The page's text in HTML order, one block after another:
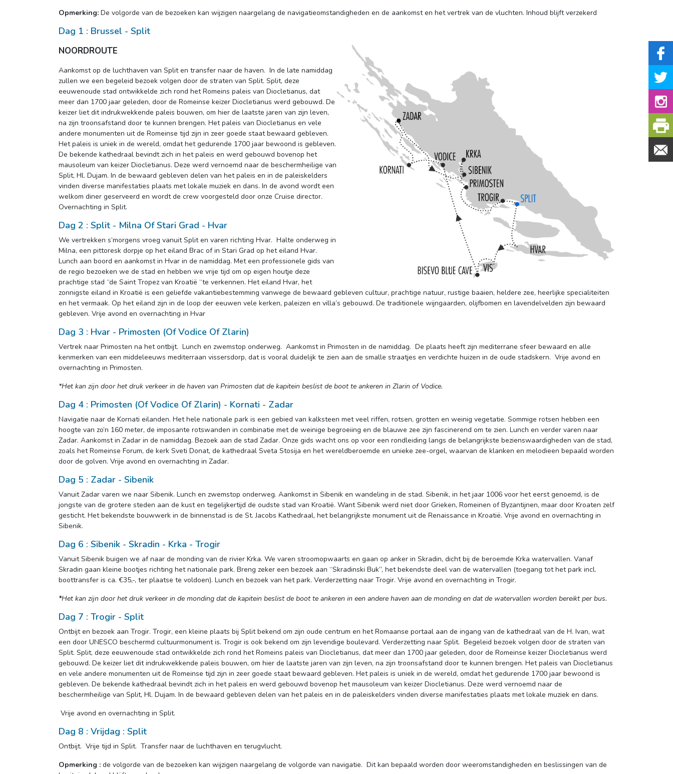
Opmerking: De volgorde van de bezoeken kan wijzigen naargelang de navigatieomstandigheden en de aankomst en het vertrek van de vluchten. Inhoud blijft verzekerd
Dag 1 : Brussel - Split
NOORDROUTE
Aankomst op de luchthaven van Split en transfer naar de haven. In de late namiddag
zullen we een begeleid bezoek volgen door de straten van Split. Split, deze
eeuwenoude stad ontwikkelde zich rond het Romeins paleis van Diocletianus, dat
meer dan 1700 jaar geleden, door de Romeinse keizer Diocletianus werd gebouwd. De
keizer liet dit indrukwekkende paleis bouwen, om hier de laatste jaren van zijn leven,
na zijn troonsafstand door te kunnen brengen. Het paleis van Diocletianus en vele
andere monumenten uit de Romeinse tijd zijn in zeer goede staat bewaard gebleven.
Het paleis is uniek in de wereld, omdat het gedurende 1700 jaar bewoond is gebleven.
De bekende kathedraal bevindt zich in het paleis en werd gebouwd bovenop het
mausoleum van keizer Diocletianus. Deze werd vernoemd naar de beschermheilige van
Split, Hl. Dujam. In de bewaard gebleven delen van het paleis en in de paleiskelders
vinden diverse manifestaties plaats met lokale muziek en dans. In de avond wordt een
welkom diner geserveerd en wordt de crew voorgesteld door onze Cruise director.
Overnachting in Split.
Dag 2 : Split - Milna Of Stari Grad - Hvar
We vertrekken s’morgens vroeg vanuit Split en varen richting Hvar. Halte onderweg in
Milna, een pittoresk dorpje op het eiland Brac of in Stari Grad op het eiland Hvar.
Lunch aan boord en aankomst in Hvar in de namiddag. Met een professionele gids van
de regio bezoeken we de stad en hebben we vrije tijd om op eigen houtje deze
prachtige stad “de Saint Tropez van Kroatië “te verkennen. Het eiland Hvar, het
zonnigste eiland in Kroatië is een geliefde vakantiebestemming vanwege de bewaard gebleven cultuur, prachtige natuur, rustige baaien, heldere zee, heerlijke specialiteiten
en het vermaak. Op het eiland zijn in de loop der eeuwen vele kerken, paleizen en villa’s gebouwd. De traditionele wijngaarden, olijfbomen en lavendelvelden zijn bewaard
gebleven. Vrije avond en overnachting in Hvar
Dag 3 : Hvar - Primosten (Of Vodice Of Zlarin)
Vertrek naar Primosten na het ontbijt. Lunch en zwemstop onderweg. Aankomst in Primosten in de namiddag. De plaats heeft zijn mediterrane sfeer bewaard en alle
kenmerken van een middeleeuws mediterraan vissersdorp, dat is vooral duidelijk te zien aan de smalle straatjes en verdichte huizen in de oude stadskern. Vrije avond en
overnachting in Primosten.
*Het kan zijn door het druk verkeer in de haven van Primosten dat de kapitein beslist de boot te ankeren in Zlarin of Vodice.
Dag 4 : Primosten (Of Vodice Of Zlarin) - Kornati - Zadar
Navigatie naar de Kornati eilanden. Het hele nationale park is een gebied van kalksteen met veel riffen, rotsen, grotten en weinig vegetatie. Sommige rotsen hebben een
hoogte van zo’n 160 meter, de imposante rotswanden in combinatie met de weinige begroeiing en de blauwe zee zijn fascinerend om te zien. Lunch en verder varen naar
Zadar. Aankomst in Zadar in de namiddag. Bezoek aan de stad Zadar. Onze gids wacht ons op voor een rondleiding langs de belangrijkste bezienswaardigheden van de stad,
zoals het Romeinse Forum, de kerk Sveti Donat, de kathedraal Sveta Stosija en het wereldberoemde en unieke zee-orgel, waarvan de klanken en melodieen bepaald worden
door de golven. Vrije avond en overnachting in Zadar.
Dag 5 : Zadar - Sibenik
Vanuit Zadar varen we naar Sibenik. Lunch en zwemstop onderweg. Aankomst in Sibenik en wandeling in de stad. Sibenik, in het jaar 1006 voor het eerst genoemd, is de
jongste van de grotere steden aan de kust en tegelijkertijd de oudste stad van Kroatië. Want Sibenik werd niet door Grieken, Romeinen of Byzantijnen, maar door Kroaten zelf
gesticht. Het bekendste bouwwerk in de binnenstad is de St. Jacobs Kathedraal, het belangrijkste monument uit de Renaissance in Kroatië. Vrije avond en overnachting in
Sibenik.
Dag 6 : Sibenik - Skradin - Krka - Trogir
Vanuit Sibenik buigen we af naar de monding van de rivier Krka. We varen stroomopwaarts en gaan op anker in Skradin, dicht bij de beroemde Krka watervallen. Vanaf
Skradin gaan kleine bootjes richting het nationale park. Breng zeker een bezoek aan “Skradinski Buk”, het bekendste deel van de watervallen (toegang tot het park incl.
boottransfer is ca. €35,-, ter plaatse te voldoen). Lunch en bezoek van het park. Verderzetting naar Trogir. Vrije avond en overnachting in Trogir.
*Het kan zijn door het druk verkeer in de monding dat de kapitein beslist de boot te ankeren in een andere haven aan de monding en dat de watervallen worden bereikt per bus.
Dag 7 : Trogir - Split
Ontbijt en bezoek aan Trogir. Trogir, een kleine plaats bij Split bekend om zijn oude centrum en het Romaanse portaal aan de ingang van de kathedraal van de H. Ivan, wat
een door UNESCO beschermd cultuurmonument is. Trogir is ook bekend om zijn levendige boulevard. Verderzetting naar Split. Begeleid bezoek volgen door de straten van
Split. Split, deze eeuwenoude stad ontwikkelde zich rond het Romeins paleis van Diocletianus, dat meer dan 1700 jaar geleden, door de Romeinse keizer Diocletianus werd
gebouwd. De keizer liet dit indrukwekkende paleis bouwen, om hier de laatste jaren van zijn leven, na zijn troonsafstand door te kunnen brengen. Het paleis van Diocletianus
en vele andere monumenten uit de Romeinse tijd zijn in zeer goede staat bewaard gebleven. Het paleis is uniek in de wereld, omdat het gedurende 1700 jaar bewoond is
gebleven. De bekende kathedraal bevindt zich in het paleis en werd gebouwd bovenop het mausoleum van keizer Diocletianus. Deze werd vernoemd naar de
beschermheilige van Split, Hl. Dujam. In de bewaard gebleven delen van het paleis en in de paleiskelders vinden diverse manifestaties plaats met lokale muziek en dans.
Vrije avond en overnachting in Split.
Dag 8 : Vrijdag : Split
Ontbijt. Vrije tijd in Split. Transfer naar de luchthaven en terugvlucht.
Opmerking : de volgorde van de bezoeken kan wijzigen naargelang de volgorde van navigatie. Dit kan bepaald worden door weeromstandigheden en beslissingen van de